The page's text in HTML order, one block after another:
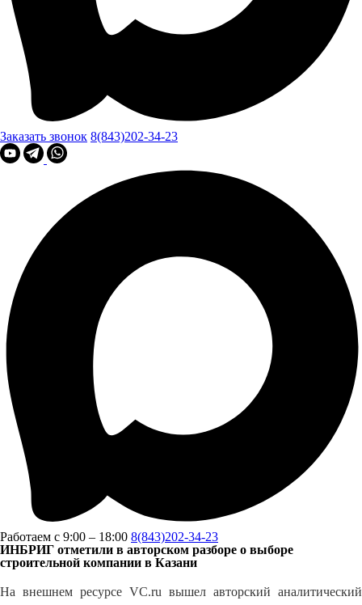
Заказать звонок 8(843)202-34-23
Работаем с 9:00 – 18:00 8(843)202-34-23
ИНБРИГ отметили в авторском разборе о выборе
строительной компании в Казани
На внешнем ресурсе VC.ru вышел авторский аналитический